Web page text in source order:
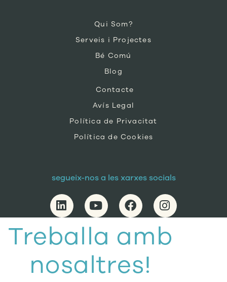
Qui Som?
Serveis i Projectes
Bé Comú
Blog
Contacte
Avís Legal
Política de Privacitat
Política de Cookies
segueix-nos a les xarxes socials
Treballa amb
nosaltres!